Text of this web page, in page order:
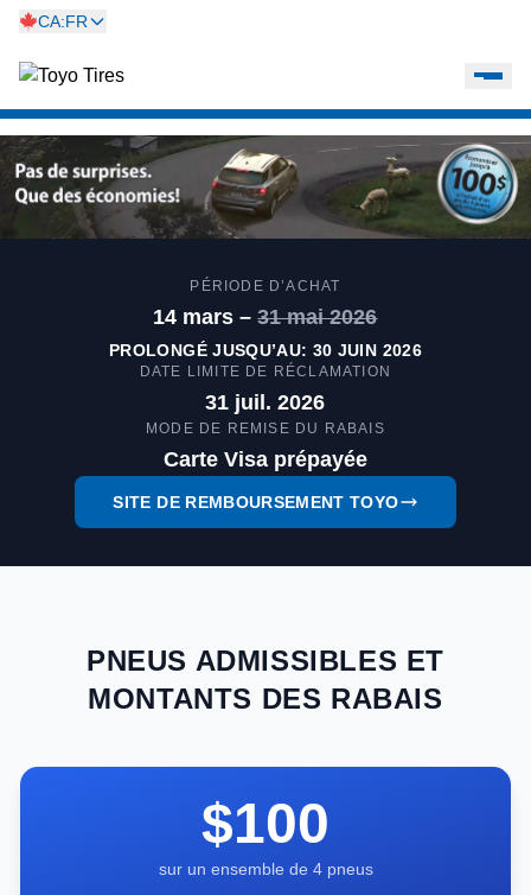
CA:FR
PÉRIODE D’ACHAT
14 mars –31 mai 2026
PROLONGÉ JUSQU’AU: 30 JUIN 2026
DATE LIMITE DE RÉCLAMATION
31 juil. 2026
MODE DE REMISE DU RABAIS
Carte Visa prépayée
SITE DE REMBOURSEMENT TOYO
PNEUS ADMISSIBLES ET
MONTANTS DES RABAIS
$100
sur un ensemble de 4 pneus